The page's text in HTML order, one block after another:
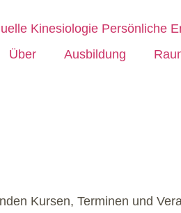
Über Ausbildung
Kursen, Terminen und